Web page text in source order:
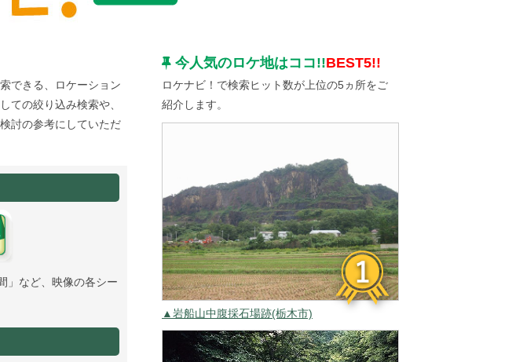
できる、ロケーション
ての絞り込み検索や、
討の参考にしていただ
」など、映像の各シー
今人気のロケ地はココ!!BEST5!!
ロケナビ！で検索ヒット数が上位の5ヵ所をご
紹介します。
▲岩船山中腹採石場跡(栃木市)